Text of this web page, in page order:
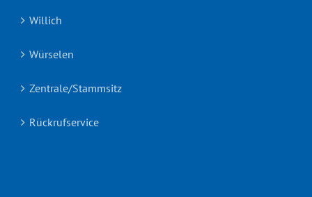
Willich
Würselen
Zentrale/Stammsitz
Rückrufservice